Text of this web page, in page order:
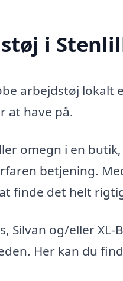
i
arbejdstøj
at have på.
omegn i en
betjening.
finde det helt
Silvan og/eller
Her kan du